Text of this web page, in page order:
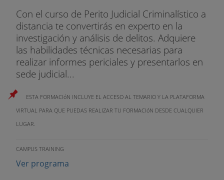
Con el curso de Perito Judicial Criminalístico a
distancia te convertirás en experto en la
investigación y análisis de delitos. Adquiere
las habilidades técnicas necesarias para
realizar informes periciales y presentarlos en
sede judicial...
ESTA FORMACIóN INCLUYE EL ACCESO AL TEMARIO Y LA PLATAFORMA
VIRTUAL PARA QUE PUEDAS REALIZAR TU FORMACIóN DESDE CUALQUIER
LUGAR.
CAMPUS TRAINING
Ver programa